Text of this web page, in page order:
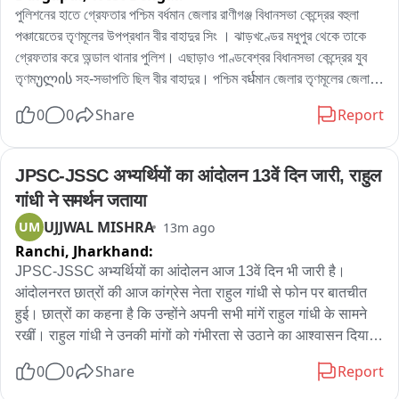
করেন তিনি। প্রশাসনের তরফে প্রয়োজনীয় ব্যবস্থা নেওয়ার দাবি জানিয়ে তিনি
বলেন, আইনি পথেই এই সমস্যার সমাধান চান তাঁরা。
অন্যদিকে আর এক বিজেপি কর্মী অভিজিৎ বিশ্বাসের অভিযোগ, দীর্ঘদিন ধরে এই
পরিস্থিতি চললেও কোনও কার্যকর পদক্ষেপ নেওয়া হয়নি। তাঁর দাবি, নির্মাণস্থলে বড়
আশঙ্কা রয়েছে। নিত্যদিন ছোটখাটো দুর্ঘটনাও ঘটছে। 그는 অভিযোগ করেন,
দ্রুত ব্যবস্থা নিয়ে রাস্তা দখলমুক্ত ও নিরাপদ করার আবেদন জানান তিনি。
বিজেপির দাবি, রাস্তা থেকে অবিলম্বে নির্মাণসামগ্রী সরিয়ে স্বাভাবিক যান চলাচল
নিশ্চিত করতে হবে এবং ভবিষ্যতে যাতে জনসাধারণের ভোগান্তি না হয়, সে বিষয়ে
প্রশাসনকে কড়া নজরদারি করতে হবে。
সম্প্রতি পুর নগরোন্নয় দপ্তররে মন্ত্রী অগ্নিমিত্রা পাল দিয়েছেন নির্মান সামগ্রি
রাস্তায় ফেলে রাখলে ব্যবস্থা নেওয়া হবে।
পুলিশনের হাতে গ্রেফতার পশ্চিম বর্ধমান জেলার রাণীগঞ্জ বিধানসভা কেন্দ্রের বহুলা
পঞ্চায়েতের তৃণমূলের উপপ্রধান বীর বাহাদুর সিং । ঝাড়খণ্ডের মধুপুর থেকে তাকে
গ্রেফতার করে অন্ডাল থানার পুলিশ। এছাড়াও পাণ্ডবেশ্বর বিধানসভা কেন্দ্রের যুব
তৃণমულის সহ-সভাপতি ছিল বীর বাহাদুর। পশ্চিম বर्धমান জেলার তৃণমূলের জেলা
বলেও পরিচিত ছিল এই বীর বাহাদুর। এলাকায় সন্ত্রাস তোলাবাজি সহ একাধিক
0 0 Share Report
JPSC-JSSC अभ्यर्थियों का आंदोलन 13वें दिन जारी, राहुल
गांधी ने समर्थन जताया
UM UJJWAL MISHRA 13m ago
Ranchi, Jharkhand:
JPSC-JSSC अभ्यर्थियों का आंदोलन आज 13वें दिन भी जारी है।
आंदोलनरत छात्रों की आज कांग्रेस नेता राहुल गांधी से फोन पर बातचीत
हुई। छात्रों का कहना है कि उन्होंने अपनी सभी मांगें राहुल गांधी के सामने
रखीं। राहुल गांधी ने उनकी मांगों को गंभीरता से उठाने का आश्वासन दिया है
0 0 Share Report